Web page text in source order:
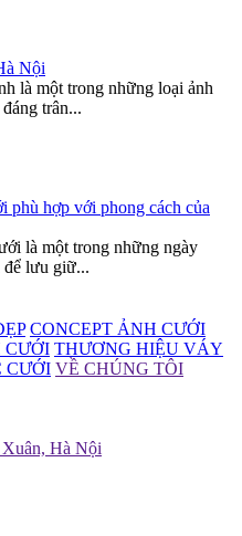
Nội
là một trong những loại ảnh
trân...
phù hợp với phong cách của
là một trong những ngày
để lưu giữ...
CONCEPT ẢNH CƯỚI
CƯỚI THƯƠNG HIỆU VÁY
CƯỚI VỀ CHÚNG TÔI
Hà Nội